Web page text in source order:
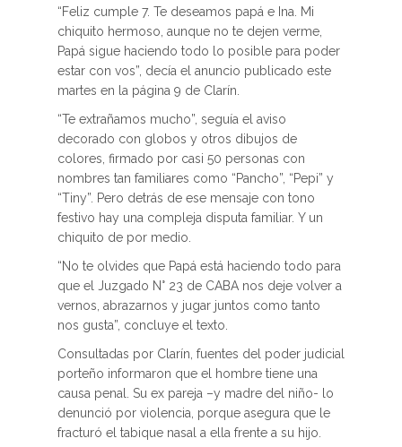
“Feliz cumple 7. Te deseamos papá e Ina. Mi
chiquito hermoso, aunque no te dejen verme,
Papá sigue haciendo todo lo posible para poder
estar con vos”, decía el anuncio publicado este
martes en la página 9 de Clarín.
“Te extrañamos mucho”, seguía el aviso
decorado con globos y otros dibujos de
colores, firmado por casi 50 personas con
nombres tan familiares como “Pancho”, “Pepi” y
“Tiny”. Pero detrás de ese mensaje con tono
festivo hay una compleja disputa familiar. Y un
chiquito de por medio.
“No te olvides que Papá está haciendo todo para
que el Juzgado N° 23 de CABA nos deje volver a
vernos, abrazarnos y jugar juntos como tanto
nos gusta”, concluye el texto.
Consultadas por Clarín, fuentes del poder judicial
porteño informaron que el hombre tiene una
causa penal. Su ex pareja –y madre del niño- lo
denunció por violencia, porque asegura que le
fracturó el tabique nasal a ella frente a su hijo.